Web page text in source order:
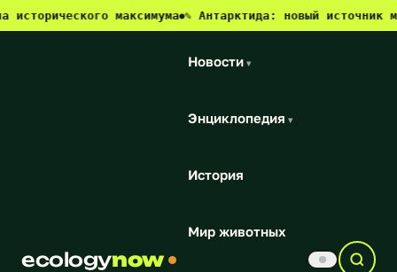
максимума●✎ Антарктида: новый источник метана
ecologynow
Новости ▾
Энциклопедия ▾
История
Мир животных